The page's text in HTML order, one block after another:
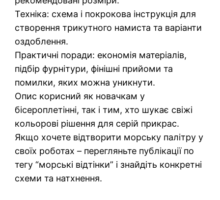
Техніка: схема і покрокова інструкція для
створення трикутного намиста та варіанти
оздоблення.
Практичні поради: економія матеріалів,
підбір фурнітури, фінішні прийоми та
помилки, яких можна уникнути.
Опис корисний як новачкам у
бісероплетінні, так і тим, хто шукає свіжі
кольорові рішення для серій прикрас.
Якщо хочете відтворити морську палітру у
своїх роботах – перегляньте публікації по
тегу “морські відтінки” і знайдіть конкретні
схеми та натхнення.